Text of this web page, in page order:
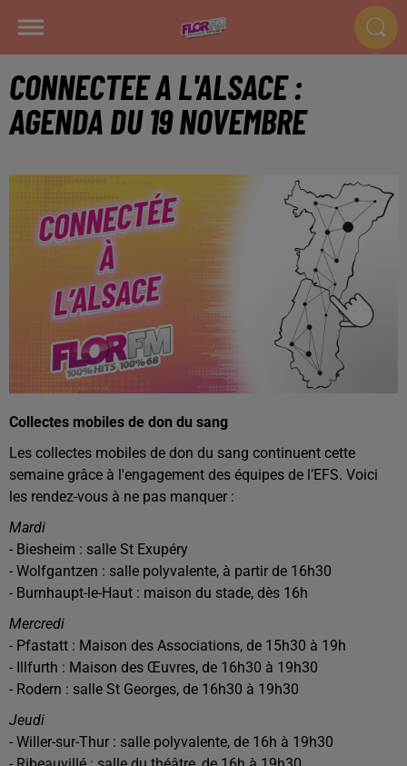
CONNECTEE A L'ALSACE :
AGENDA DU 19 NOVEMBRE
Collectes mobiles de don du sang
Les collectes mobiles de don du sang continuent cette
semaine grâce à l'engagement des équipes de l’EFS. Voici
les rendez-vous à ne pas manquer :
Mardi
- Biesheim : salle St Exupéry
- Wolfgantzen : salle polyvalente, à partir de 16h30
- Burnhaupt-le-Haut : maison du stade, dès 16h
Mercredi
- Pfastatt : Maison des Associations, de 15h30 à 19h
- Illfurth : Maison des Œuvres, de 16h30 à 19h30
- Rodern : salle St Georges, de 16h30 à 19h30
Jeudi
- Willer-sur-Thur : salle polyvalente, de 16h à 19h30